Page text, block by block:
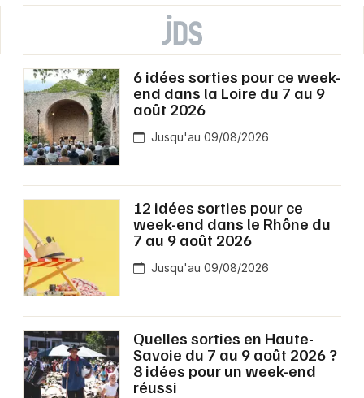
6 idées sorties pour ce week-
end dans la Loire du 7 au 9
août 2026
Jusqu'au 09/08/2026
12 idées sorties pour ce
week-end dans le Rhône du
7 au 9 août 2026
Jusqu'au 09/08/2026
Quelles sorties en Haute-
Savoie du 7 au 9 août 2026 ?
8 idées pour un week-end
réussi